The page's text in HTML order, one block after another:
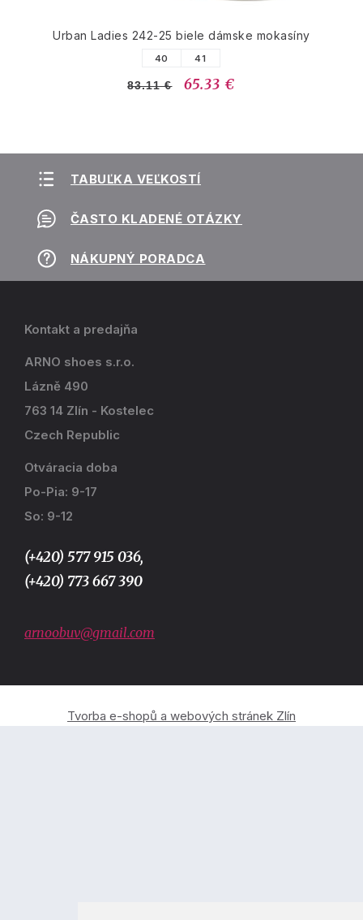
Urban Ladies 242-25 biele dámske mokasíny
40 41
83.11 € 65.33 €
TABUĽKA VEĽKOSTÍ
ČASTO KLADENÉ OTÁZKY
NÁKUPNÝ PORADCA
Kontakt a predajňa
ARNO shoes s.r.o.
Lázně 490
763 14 Zlín - Kostelec
Czech Republic
Otváracia doba
Po-Pia: 9-17
So: 9-12
(+420) 577 915 036,
(+420) 773 667 390
arnoobuv@gmail.com
Tvorba e-shopů a webových stránek Zlín